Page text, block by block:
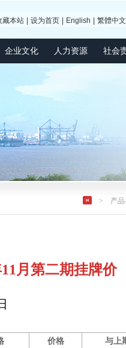
企业文化 人力资源 社会
藏本站 设为首页 English 繁體中文
> 产
月第二期挂牌价
价格
与上